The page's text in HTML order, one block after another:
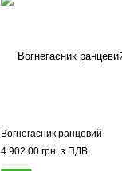
Вогнегасник ранцевий
4 902.00 грн. з ПДВ